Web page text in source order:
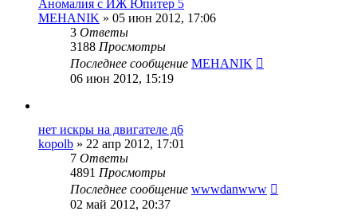
Аномалия с ИЖ Юпитер 5
MEHANIK » 05 июн 2012, 17:06
3 Ответы
3188 Просмотры
Последнее сообщение MEHANIK
06 июн 2012, 15:19
нет искры на двигателе д6
kopolb » 22 апр 2012, 17:01
7 Ответы
4891 Просмотры
Последнее сообщение wwwdanwww
02 май 2012, 20:37